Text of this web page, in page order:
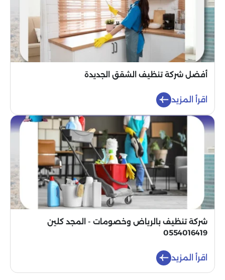
أفضل شركة تنظيف الشقق الجديدة
اقرأ المزيد
شركة تنظيف بالرياض وخصومات - المجد كلين
0554016419
اقرأ المزيد